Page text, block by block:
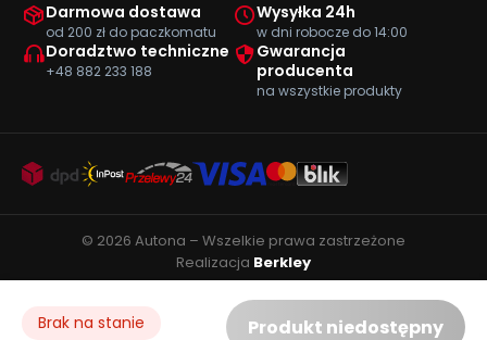
Brak na stanie Produkt niedostępny
Darmowa dostawa
od 200 zł do paczkomatu
Wysyłka 24h
w dni robocze do 14:00
Doradztwo techniczne
+48 882 233 188
Gwarancja
producenta
na wszystkie produkty
© 2026 Autona – Wszelkie prawa zastrzeżone
Realizacja Berkley